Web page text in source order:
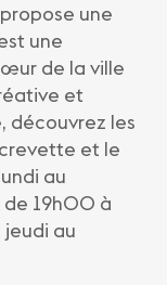
une
une
de la ville
et
découvrez les
et le
au
19h00 à
jeudi au